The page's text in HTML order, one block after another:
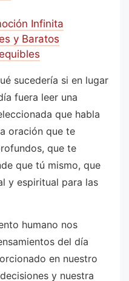
Infinita
y Baratos
sucedería si en lugar
fuera leer una
que habla
oración que te
que te
que tú mismo, que
y espiritual para las
humano nos
del día
en nuestro
y nuestra